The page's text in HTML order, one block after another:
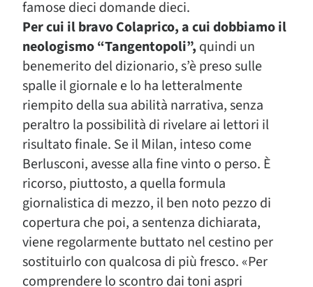
famose dieci domande dieci.
Per cui il bravo Colaprico, a cui dobbiamo il
neologismo “Tangentopoli”, quindi un
benemerito del dizionario, s’è preso sulle
spalle il giornale e lo ha letteralmente
riempito della sua abilità narrativa, senza
peraltro la possibilità di rivelare ai lettori il
risultato finale. Se il Milan, inteso come
Berlusconi, avesse alla fine vinto o perso. È
ricorso, piuttosto, a quella formula
giornalistica di mezzo, il ben noto pezzo di
copertura che poi, a sentenza dichiarata,
viene regolarmente buttato nel cestino per
sostituirlo con qualcosa di più fresco. «Per
comprendere lo scontro dai toni aspri